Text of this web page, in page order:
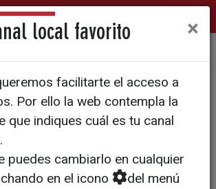
piden en la
no se tapen las vías
local favorito ×
facilitarte el acceso a
Por ello la web contempla la
que indiques cuál es tu canal
puedes cambiarlo en cualquier
en el icono
del menú